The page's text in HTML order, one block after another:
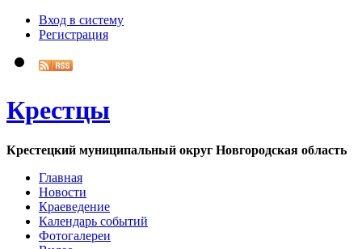
Вход в систему
Регистрация
Крестцы
Крестецкий муниципальный округ Новгородская область
Главная
Новости
Краеведение
Календарь событий
Фотогалереи